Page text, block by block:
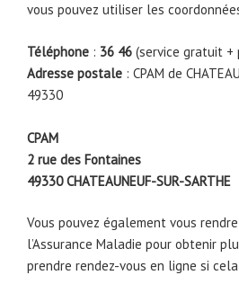
vous pouvez utiliser les
Téléphone : 36 46 (service gratuit +
Adresse postale : CPAM de
49330
CPAM
2 rue des Fontaines
49330CHATEAUNEUF-SUR-SARTHE
Vous pouvez également vous
l’Assurance Maladie pour obtenir
prendre rendez-vous en ligne si